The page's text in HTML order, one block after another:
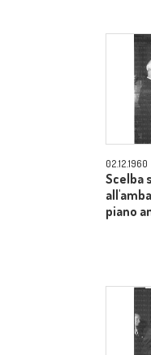
02.12.1960
Scelba
piano